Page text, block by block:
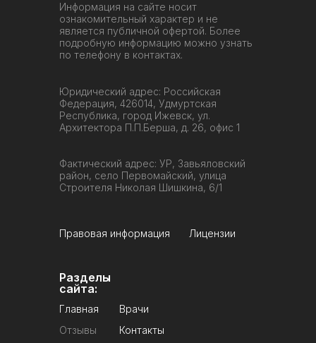
Лицензии
Правовая информация
Фактический адрес: УР, Завьяловский
район, село Первомайский, улица
Строителя Николая Шишкина, 6/1
Юридический адрес: Российская
Федерация, 426014, Удмуртская
Республика, город Ижевск, ул.
Архитектора П.П.Берша, д. 26, офис 1
Врачи
Контакты
Отзывы
Разделы
сайта:
Главная
Информация на сайте носит
ознакомительный характер и не
является публичной офертой. Более
подробную информацию можно узнать
по телефону в контактах.